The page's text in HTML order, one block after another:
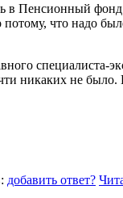
в Пенсионный
что надо
специалиста-
никаких не
добавить ответ?